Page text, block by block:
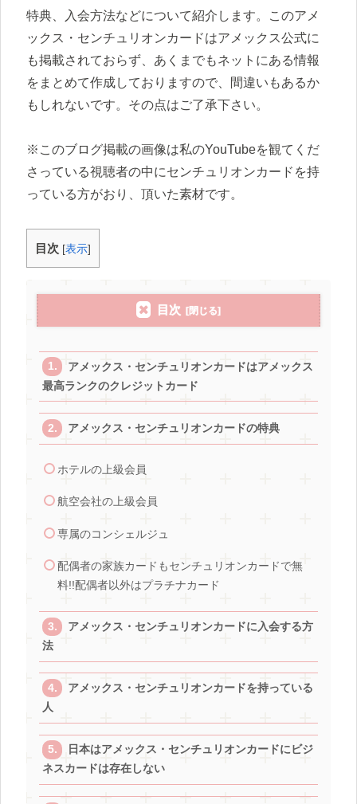
特典、入会方法などについて紹介します。このアメ
ックス・センチュリオンカードはアメックス公式に
も掲載されておらず、あくまでもネットにある情報
をまとめて作成しておりますので、間違いもあるか
もしれないです。その点はご了承下さい。
※このブログ掲載の画像は私のYouTubeを観てくだ
さっている視聴者の中にセンチュリオンカードを持
っている方がおり、頂いた素材です。
目次 [表示]
目次
アメックス・センチュリオンカードはアメックス
最高ランクのクレジットカード
アメックス・センチュリオンカードの特典
ホテルの上級会員
航空会社の上級会員
専属のコンシェルジュ
配偶者の家族カードもセンチュリオンカードで無
料!!配偶者以外はプラチナカード
アメックス・センチュリオンカードに入会する方
法
アメックス・センチュリオンカードを持っている
人
日本はアメックス・センチュリオンカードにビジ
ネスカードは存在しない